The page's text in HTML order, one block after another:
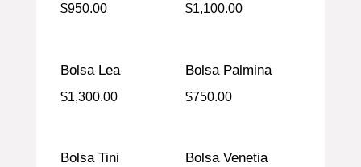
$950.00 $1,100.00
Bolsa Lea
$1,300.00
Bolsa Palmina
$750.00
Bolsa Tini Bolsa Venetia